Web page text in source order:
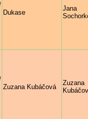
Dukase
Jana
Zuzana Kubáčová
Zuzana